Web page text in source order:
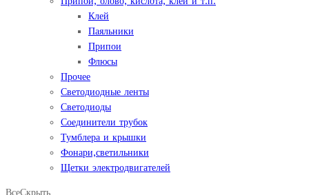
Клей
Паяльники
Припои
Флюсы
Прочее
Светодиодные ленты
Светодиоды
Соединители трубок
Тумблера и крышки
Фонари,светильники
Щетки электродвигателей
ВсеСкрыть